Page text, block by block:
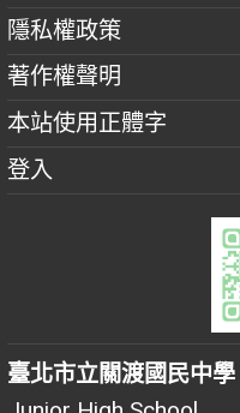
隱私權政策
著作權聲明
本站使用正體字
登入
臺北市立關渡國民中學